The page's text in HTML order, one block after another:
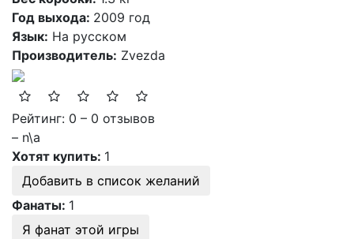
Год выхода: 2009 год
Язык: На русском
Производитель: Zvezda
Рейтинг: 0 – 0 отзывов
– n\a
Хотят купить: 1
Добавить в список желаний
Фанаты: 1
Я фанат этой игры